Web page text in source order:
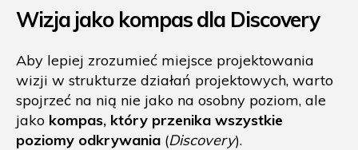
Wizja jako kompas dla Discovery
Aby lepiej zrozumieć miejsce projektowania
wizji w strukturze działań projektowych, warto
spojrzeć na nią nie jako na osobny poziom, ale
jako kompas, który przenika wszystkie
poziomy odkrywania (Discovery).